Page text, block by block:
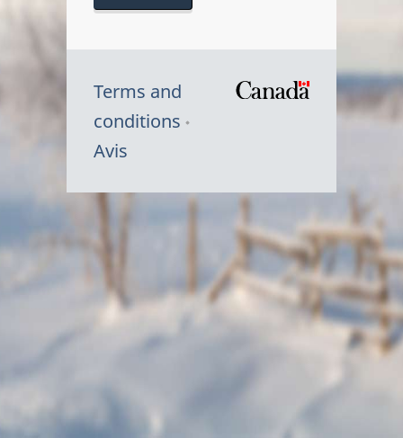
Terms and
conditions
Avis
Symbole
Canada